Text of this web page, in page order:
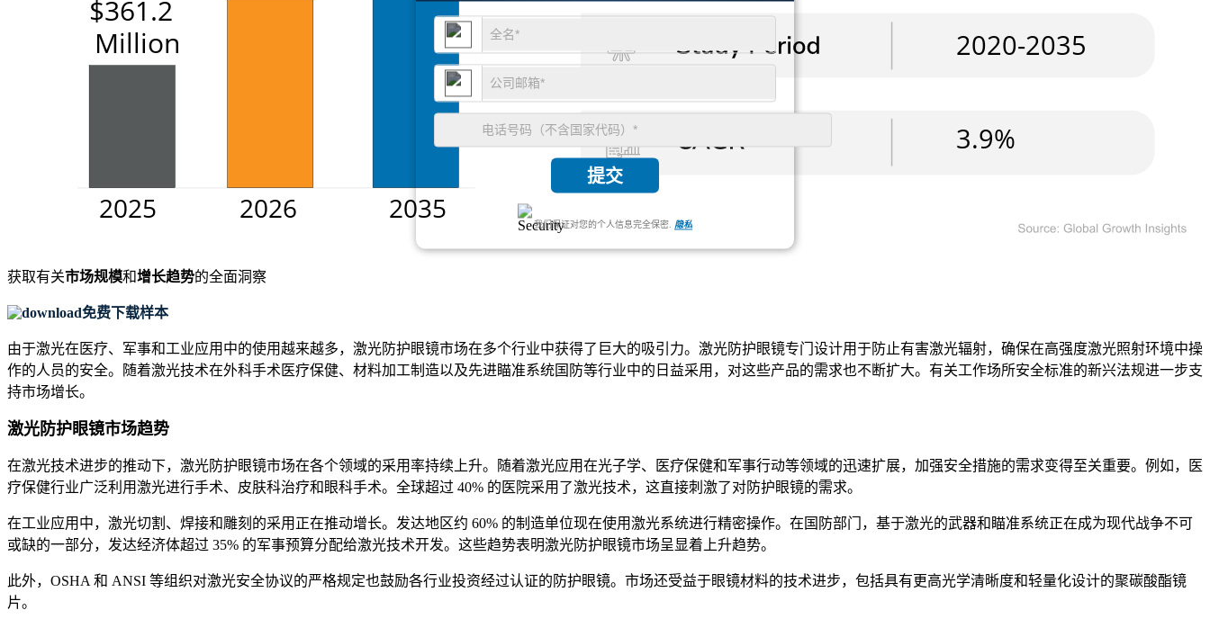
提交
我们保证对您的个人信息完全保密. 隐私
获取有关市场规模和增长趋势的全面洞察
免费下载样本
由于激光在医疗、军事和工业应用中的使用越来越多，激光防护眼镜市场在多个行业中获得了巨大的吸引力。激光防护眼镜专门设计用于防止有害激光辐射，确保在高强度激光照射环境中操
作的人员的安全。随着激光技术在外科手术医疗保健、材料加工制造以及先进瞄准系统国防等行业中的日益采用，对这些产品的需求也不断扩大。有关工作场所安全标准的新兴法规进一步支
持市场增长。
激光防护眼镜市场趋势
在激光技术进步的推动下，激光防护眼镜市场在各个领域的采用率持续上升。随着激光应用在光子学、医疗保健和军事行动等领域的迅速扩展，加强安全措施的需求变得至关重要。例如，医
疗保健行业广泛利用激光进行手术、皮肤科治疗和眼科手术。全球超过 40% 的医院采用了激光技术，这直接刺激了对防护眼镜的需求。
在工业应用中，激光切割、焊接和雕刻的采用正在推动增长。发达地区约 60% 的制造单位现在使用激光系统进行精密操作。在国防部门，基于激光的武器和瞄准系统正在成为现代战争不可
或缺的一部分，发达经济体超过 35% 的军事预算分配给激光技术开发。这些趋势表明激光防护眼镜市场呈显着上升趋势。
此外，OSHA 和 ANSI 等组织对激光安全协议的严格规定也鼓励各行业投资经过认证的防护眼镜。市场还受益于眼镜材料的技术进步，包括具有更高光学清晰度和轻量化设计的聚碳酸酯镜
片。